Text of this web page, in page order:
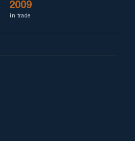
2009
in trade